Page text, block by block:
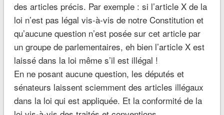
des articles précis. Par exemple : si l’article X de la
loi n’est pas légal vis-à-vis de notre Constitution et
qu’aucune question n’est posée sur cet article par
un groupe de parlementaires, eh bien l’article X est
laissé dans la loi même s’il est illégal !
En ne posant aucune question, les députés et
sénateurs laissent sciemment des articles illégaux
dans la loi qui est appliquée. Et la conformité de la